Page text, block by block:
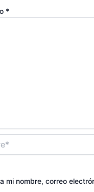
*
mi nombre, correo